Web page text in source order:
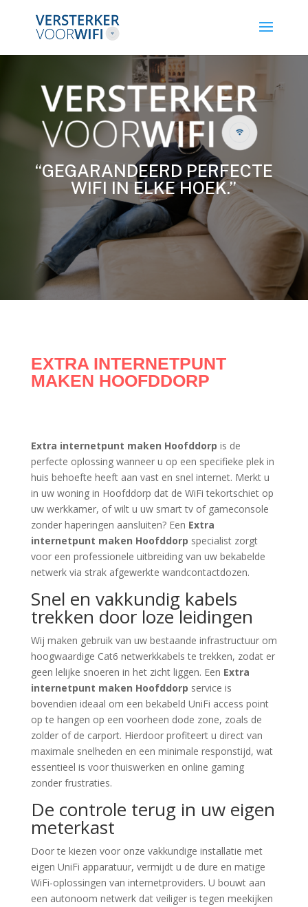
“GEGARANDEERD PERFECTE
WIFI IN ELKE HOEK.”
EXTRA INTERNETPUNT
MAKEN HOOFDDORP
Extra internetpunt maken Hoofddorp is de
perfecte oplossing wanneer u op een specifieke plek in
huis behoefte heeft aan vast en snel internet. Merkt u
in uw woning in Hoofddorp dat de WiFi tekortschiet op
uw werkkamer, of wilt u uw smart tv of gameconsole
zonder haperingen aansluiten? Een Extra
internetpunt maken Hoofddorp specialist zorgt
voor een professionele uitbreiding van uw bekabelde
netwerk via strak afgewerkte wandcontactdozen.
Snel en vakkundig kabels
trekken door loze leidingen
Wij maken gebruik van uw bestaande infrastructuur om
hoogwaardige Cat6 netwerkkabels te trekken, zodat er
geen lelijke snoeren in het zicht liggen. Een Extra
internetpunt maken Hoofddorp service is
bovendien ideaal om een bekabeld UniFi access point
op te hangen op een voorheen dode zone, zoals de
zolder of de carport. Hierdoor profiteert u direct van
maximale snelheden en een minimale responstijd, wat
essentieel is voor thuiswerken en online gaming
zonder frustraties.
De controle terug in uw eigen
meterkast
Door te kiezen voor onze vakkundige installatie met
eigen UniFi apparatuur, vermijdt u de dure en matige
WiFi-oplossingen van internetproviders. U bouwt aan
een autonoom netwerk dat veiliger is tegen meekijken